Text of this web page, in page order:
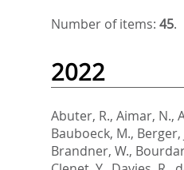
Number of items: 45.
2022
Abuter, R., Aimar, N.,
Bauboeck, M., Berger,
Brandner, W.,